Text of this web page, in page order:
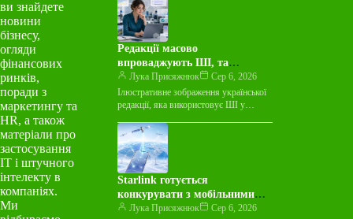
ви знайдете
новини
бізнесу,
огляди
фінансових
ринків,
поради з
маркетингу та
HR, а також
матеріали про
застосування
ІТ і штучного
інтелекту в
компаніях.
Ми
трансформаційні. Провальна —…
Редакції масово
впроваджують ШІ, та
губляться у стратегіях
Лука Присяжнюк
Сер 6, 2026
Ілюстративне зображення української
редакції, яка використовує ШІ у
Marketer.ua за допомогою штучного
інтелекту. Штучний інтелект (ШІ)
вже…
Starlink готується
конкурувати з мобільними
гігантами, запропонувавши
Лука Присяжнюк
Сер 6, 2026